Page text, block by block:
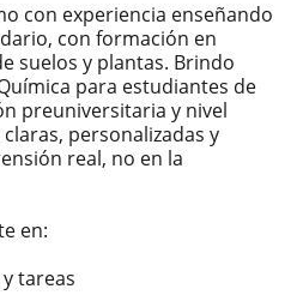
con experiencia enseñando
con formación en
suelos y plantas. Brindo
para estudiantes de
preuniversitaria y nivel
personalizadas y
real, no en la
en:
tareas